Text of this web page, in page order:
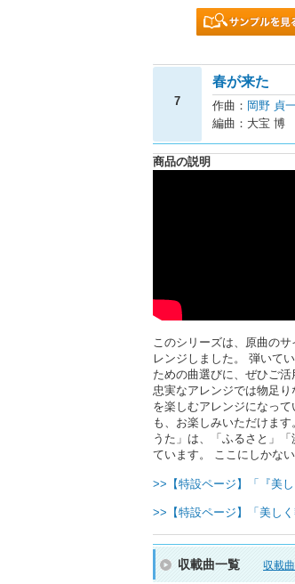
7
春が来た
作曲： 岡野 貞
編曲：大宝 博
商品の説明
このシリーズは、原曲の
レンジしました。 弾いて
ための曲選びに、ぜひご
忠実なアレンジでは物足
を楽しむアレンジになっ
も、お楽しみいただけま
うた」は、「ふるさと」
ています。 ここにしかな
>>【特設ページ】「『美
>>【特設ページ】「美し
収載曲一覧 収載